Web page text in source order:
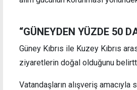
“GÜNEYDEN YÜZDE 50
Güney Kıbrıs ile Kuzey Kıbrıs
ziyaretlerin doğal olduğunu
Vatandaşların alışveriş amacıyla
Atina'da